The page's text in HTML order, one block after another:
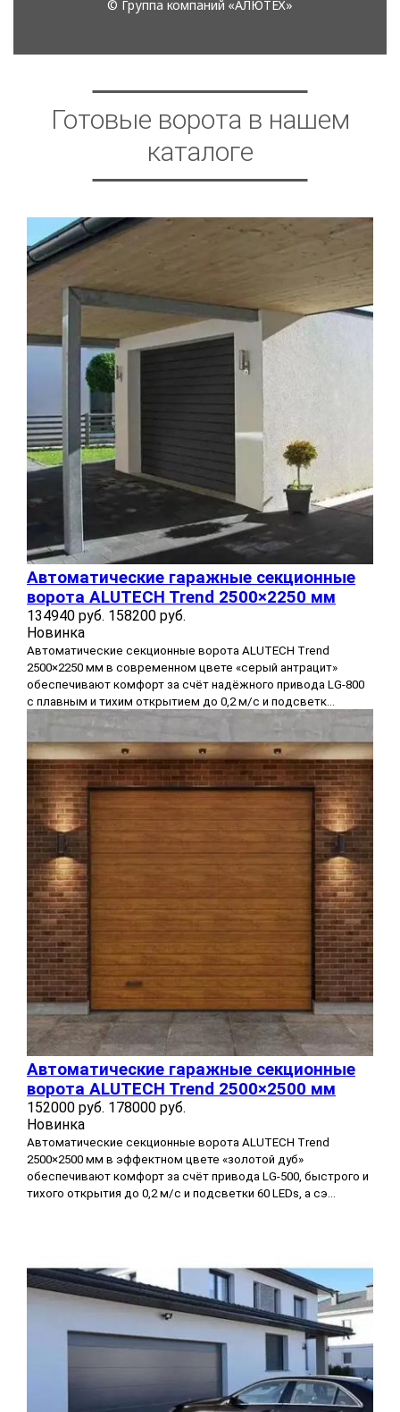
Готовые ворота в нашем
каталоге
Автоматические гаражные секционные
ворота ALUTECH Trend 2500×2250 мм
134940 руб. 158200 руб.
Новинка
Автоматические секционные ворота ALUTECH Trend
2500×2250 мм в современном цвете «серый антрацит»
обеспечивают комфорт за счёт надёжного привода LG-800
с плавным и тихим открытием до 0,2 м/с и подсветк...
Автоматические гаражные секционные
ворота ALUTECH Trend 2500×2500 мм
152000 руб. 178000 руб.
Новинка
Автоматические секционные ворота ALUTECH Trend
2500×2500 мм в эффектном цвете «золотой дуб»
обеспечивают комфорт за счёт привода LG-500, быстрого и
тихого открытия до 0,2 м/с и подсветки 60 LEDs, а сэ...